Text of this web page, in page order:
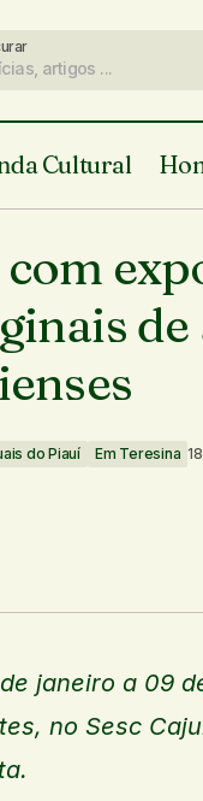
Cultural
Artes Visuais do
do Piauí Em Teresina
de janeiro a 09
no Sesc